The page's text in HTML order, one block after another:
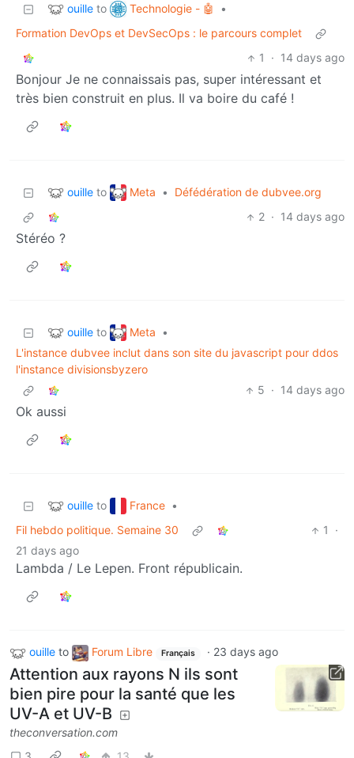
ouille to Technologie - 🤖
•
Formation DevOps et DevSecOps : le parcours complet
1
· 14 days ago
Bonjour Je ne connaissais pas, super intéressant et
très bien construit en plus. Il va boire du café !
ouille to Meta •
Défédération de dubvee.org
2 · 14 days ago
Stéréo ?
ouille to Meta
•
L'instance dubvee inclut dans son site du javascript pour ddos
l'instance divisionsbyzero
5 · 14 days ago
Ok aussi
ouille to France •
Fil hebdo politique. Semaine 30
1
·
21 days ago
Lambda / Le Lepen. Front républicain.
ouille to Forum Libre Français · 23 days ago
Attention aux rayons N ils sont
bien pire pour la santé que les
UV-A et UV-B
theconversation.com